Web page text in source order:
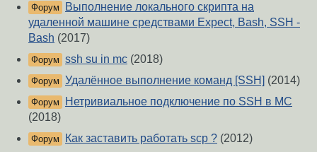
Форум
Выполнение локального скрипта на
удаленной машине средствами Expect, Bash, SSH -
Bash (2017)
Форум ssh su in mc (2018)
Форум Удалённое выполнение команд [SSH] (2014)
Форум
Нетривиальное подключение по SSH в MC
(2018)
Форум Как заставить работать scp ? (2012)